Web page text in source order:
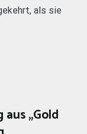
als sie
„Gold